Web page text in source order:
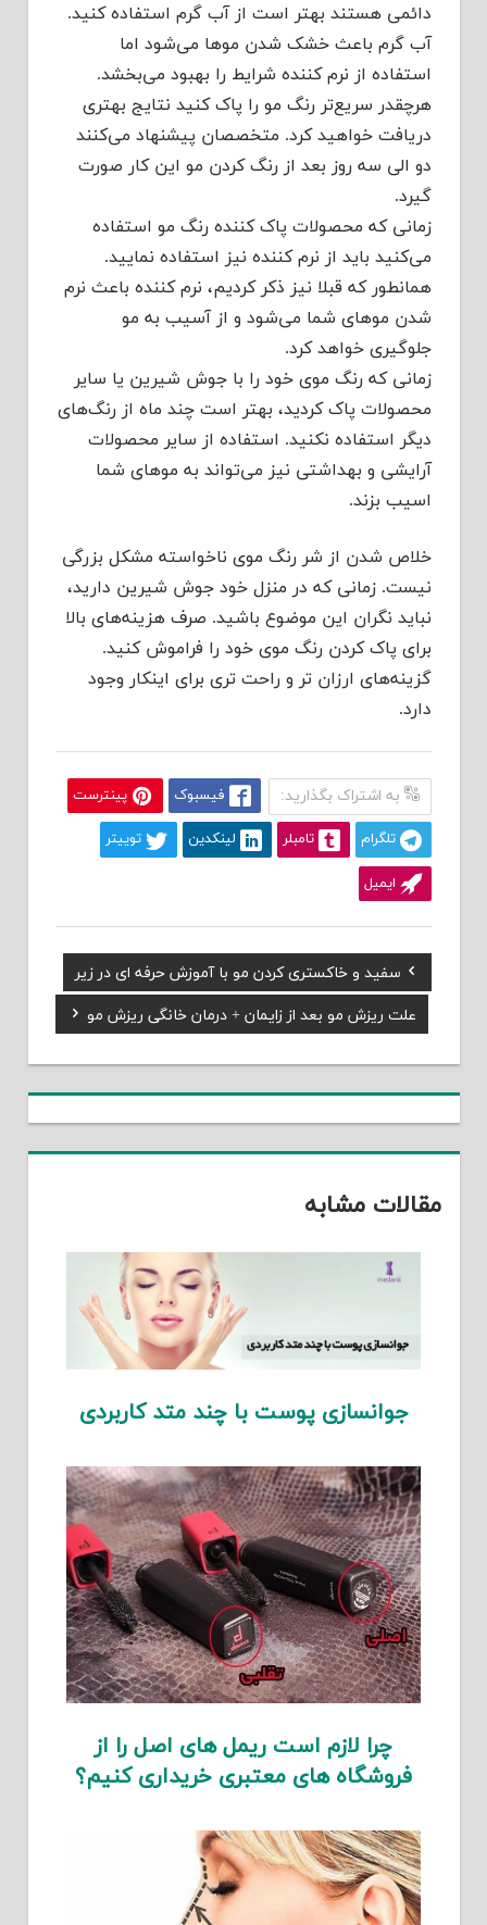
دائمی هستند بهتر است از آب گرم استفاده کنید.
آب گرم باعث خشک شدن موها می‌شود اما
استفاده از نرم کننده شرایط را بهبود می‌بخشد.
هرچقدر سریع‌تر رنگ مو را پاک کنید نتایج بهتری
دریافت خواهید کرد. متخصصان پیشنهاد می‌کنند
دو الی سه روز بعد از رنگ کردن مو این کار صورت
گیرد.
زمانی که محصولات پاک کننده رنگ مو استفاده
می‌کنید باید از نرم کننده نیز استفاده نمایید.
همانطور که قبلا نیز ذکر کردیم، نرم کننده باعث نرم
شدن موهای شما می‌شود و از آسیب به مو
جلوگیری خواهد کرد.
زمانی که رنگ موی خود را با جوش شیرین یا سایر
محصولات پاک کردید، بهتر است چند ماه از رنگ‌های
دیگر استفاده نکنید. استفاده از سایر محصولات
آرایشی و بهداشتی نیز می‌تواند به موهای شما
اسیب بزند.
خلاص شدن از شر رنگ موی ناخواسته مشکل بزرگی
نیست. زمانی که در منزل خود جوش شیرین دارید،
نباید نگران این موضوع باشید. صرف هزینه‌های بالا
برای پاک کردن رنگ موی خود را فراموش کنید.
گزینه‌های ارزان تر و راحت تری برای اینکار وجود
دارد.
به اشتراک بگذارید: فیسبوک پینترست
تلگرام تامبلر لینکدین توییتر
ایمیل
راهبری
نوشته
Previous
Post:
سفید و خاکستری کردن مو با آموزش حرفه ای در زیر
Next
Post:
علت ریزش مو بعد از زایمان + درمان خانگی ریزش مو
مقالات مشابه
جوانسازی پوست با چند متد کاربردی
چرا لازم است ریمل های اصل را از
فروشگاه های معتبری خریداری کنیم؟